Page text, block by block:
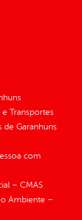
e Transportes
de Garanhuns
com
– CMAS
Ambiente –